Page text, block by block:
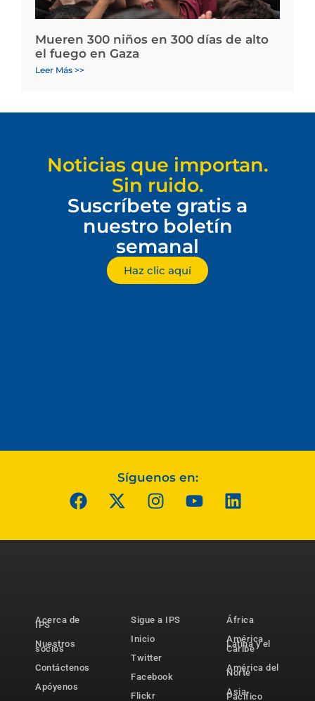
Mueren 300 niños en 300 días de alto
el fuego en Gaza
Leer Más >>
Noticias que importan.
Sin ruido.
Suscríbete gratis a
nuestro boletín
semanal
Haz clic aquí
Síguenos en:
Acerca de
IPS
Nuestros
socios
Contáctenos
Apóyenos
Sigue a IPS
Inicio
Twitter
Facebook
Flickr
África
América
Latina y el
Caribe
América del
Norte
Asia-
Pacífico